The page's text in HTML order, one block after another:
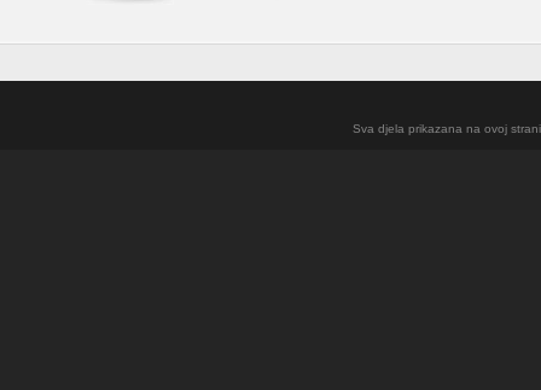
Sva djela prikazana na ovoj